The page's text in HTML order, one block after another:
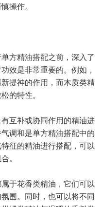
操作。
方精油搭配之前，深入了
效是非常重要的。例如，
提神的作用，而木质类精
的特性。
互补或协同作用的精油进
调和是单方精油搭配中的
征的精油进行搭配，可以
。
于花香类精油，它们可以
围。同时，也可以将不同